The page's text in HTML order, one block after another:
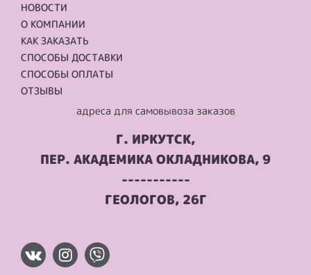
НОВОСТИ
О КОМПАНИИ
КАК ЗАКАЗАТЬ
СПОСОБЫ ДОСТАВКИ
СПОСОБЫ ОПЛАТЫ
ОТЗЫВЫ
адреса для самовывоза заказов
Г. ИРКУТСК,
ПЕР. АКАДЕМИКА ОКЛАДНИКОВА, 9
-----------
ГЕОЛОГОВ, 26Г